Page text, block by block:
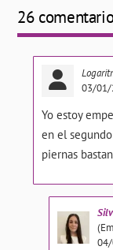
26
03/01/
Yo estoy
en el
piernas